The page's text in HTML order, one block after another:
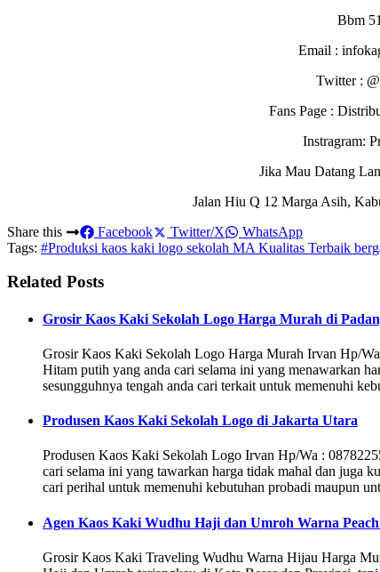
Bbm
Email :
Twitter :
Fans Page :
Instragram:
Jika Mau Datang
Jalan Hiu Q 12 Marga Asih,
Share this
Facebook Twitter/X
WhatsApp
Tags: #Produksi kaos kaki logo sekolah MA Kualitas Terbaik
Related Posts
Grosir Kaos Kaki Sekolah Logo Harga Murah di
Grosir Kaos Kaki Sekolah Logo Harga Murah Irvan Hp/
Hitam putih yang anda cari selama ini yang menawarkan
sesungguhnya tengah anda cari terkait untuk memenuhi
Produsen Kaos Kaki Sekolah Logo di Jakarta Utara
Produsen Kaos Kaki Sekolah Logo Irvan Hp/Wa :
cari selama ini yang tawarkan harga tidak mahal dan juga
cari perihal untuk memenuhi kebutuhan probadi maupun
Agen Kaos Kaki Wudhu Haji dan Umroh Warna
Grosir Kaos Kaki Traveling Wudhu Warna Hijau Harga